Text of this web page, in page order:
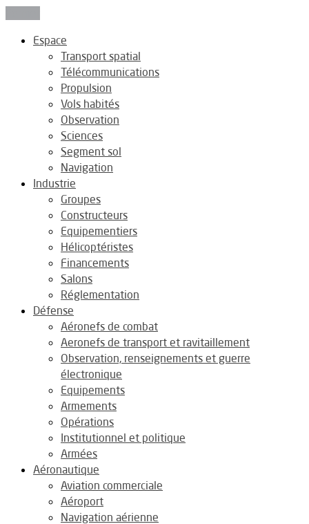
Espace
Transport spatial
Télécommunications
Propulsion
Vols habités
Observation
Sciences
Segment sol
Navigation
Industrie
Groupes
Constructeurs
Equipementiers
Hélicoptéristes
Financements
Salons
Réglementation
Défense
Aéronefs de combat
Aeronefs de transport et ravitaillement
Observation, renseignements et guerre
électronique
Equipements
Armements
Opérations
Institutionnel et politique
Armées
Aéronautique
Aviation commerciale
Aéroport
Navigation aérienne